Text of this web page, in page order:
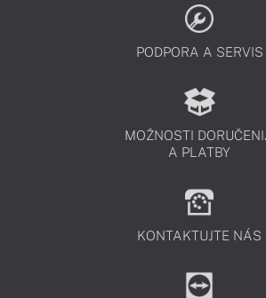
PODPORA A SERVIS
MOŽNOSTI
A PLATBY
KONTAKTUJTE NÁS